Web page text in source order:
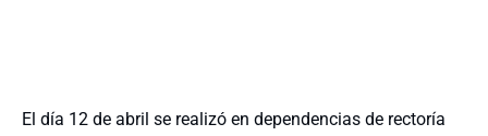
El día 12 de abril se realizó en dependencias de rectoría